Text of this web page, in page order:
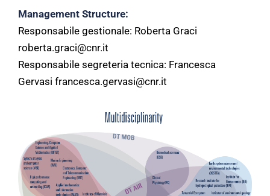
Management Structure:
Responsabile gestionale: Roberta Graci
roberta.graci@cnr.it
Responsabile segreteria tecnica: Francesca
Gervasi francesca.gervasi@cnr.it